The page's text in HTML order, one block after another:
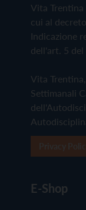
Vita
cui al
Indicazione
dell'art. 5 del
Vita
Settimanali
E-Shop